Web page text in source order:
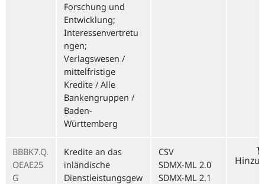
Forschung und
Entwicklung;
Interessenvertretu
ngen;
Verlagswesen /
mittelfristige
Kredite / Alle
Bankengruppen /
Baden-
Württemberg
BBBK7.Q.
OEAE25
G
Kredite an das
inländische
Dienstleistungsgew
CSV
SDMX-ML 2.0
SDMX-ML 2.1